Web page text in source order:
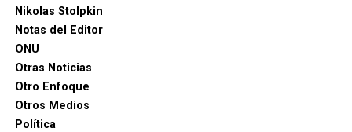
Nikolas Stolpkin
Notas del Editor
ONU
Otras Noticias
Otro Enfoque
Otros Medios
Política